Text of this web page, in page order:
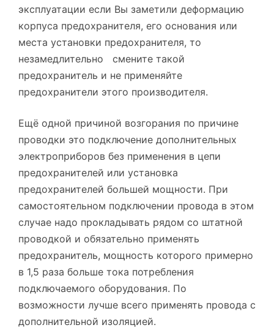
эксплуатации если Вы заметили деформацию
корпуса предохранителя, его основания или
места установки предохранителя, то
незамедлительно смените такой
предохранитель и не применяйте
предохранители этого производителя.
Ещё одной причиной возгорания по причине
проводки это подключение дополнительных
электроприборов без применения в цепи
предохранителей или установка
предохранителей большей мощности. При
самостоятельном подключении провода в этом
случае надо прокладывать рядом со штатной
проводкой и обязательно применять
предохранитель, мощность которого примерно
в 1,5 раза больше тока потребления
подключаемого оборудования. По
возможности лучше всего применять провода с
дополнительной изоляцией.